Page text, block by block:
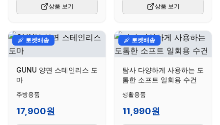
상품 보기 상품 보기
로켓배송
GUNU 양면 스테인리스 도
마
주방용품
17,900원
로켓배송
탐사 다양하게 사용하는 도
톰한 소프트 일회용 수건
생활용품
11,990원